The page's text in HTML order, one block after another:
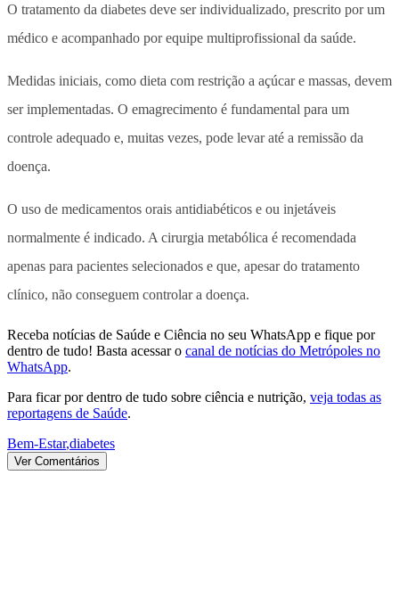
O tratamento da diabetes deve ser individualizado, prescrito por um
médico e acompanhado por equipe multiprofissional da saúde.
Medidas iniciais, como dieta com restrição a açúcar e massas, devem
ser implementadas. O emagrecimento é fundamental para um
controle adequado e, muitas vezes, pode levar até a remissão da
doença.
O uso de medicamentos orais antidiabéticos e ou injetáveis
normalmente é indicado. A cirurgia metabólica é recomendada
apenas para pacientes selecionados e que, apesar do tratamento
clínico, não conseguem controlar a doença.
Receba notícias de Saúde e Ciência no seu WhatsApp e fique por
dentro de tudo! Basta acessar o canal de notícias do Metrópoles no
WhatsApp.
Para ficar por dentro de tudo sobre ciência e nutrição, veja todas as
reportagens de Saúde.
Bem-Estar,diabetes
Ver Comentários